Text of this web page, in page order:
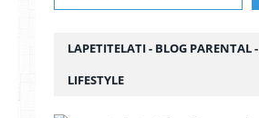
LAPETITELATI - BLOG PARENTAL -
LIFESTYLE